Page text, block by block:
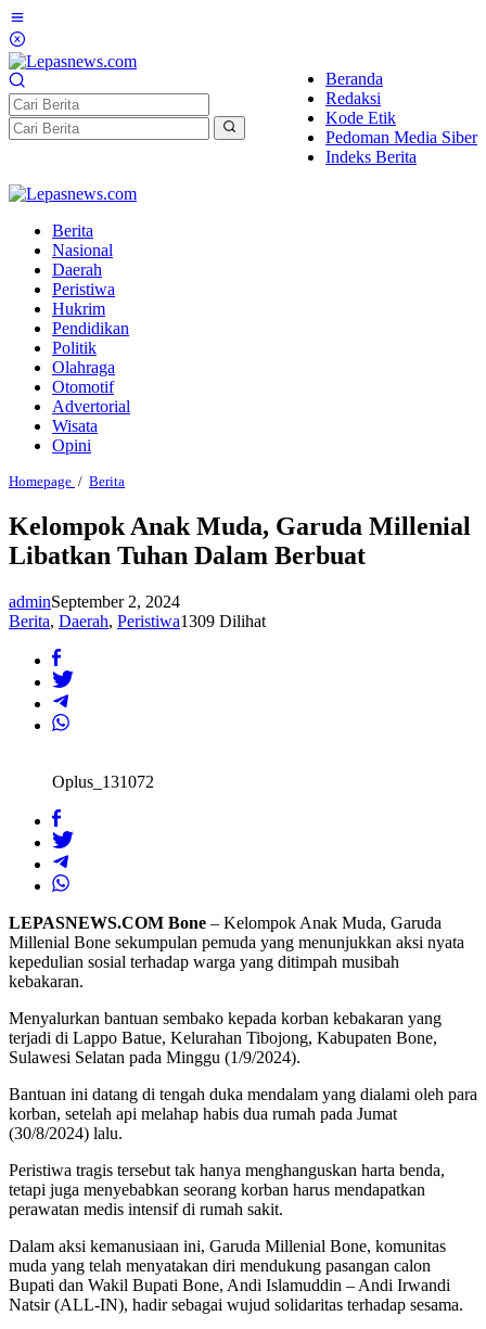
Lewati
ke
konten
Beranda
Redaksi
Kode Etik
Pedoman Media Siber
Indeks Berita
Berita
Nasional
Daerah
Peristiwa
Hukrim
Pendidikan
Politik
Olahraga
Otomotif
Advertorial
Wisata
Opini
Homepage / Berita
Muda,
Garuda
Millenial
Libatkan
Dalam
Berbuat
Kelompok Anak Muda, Garuda Millenial
Libatkan Tuhan Dalam Berbuat
adminSeptember 2, 2024
Berita, Daerah, Peristiwa1309 Dilihat
Oplus_131072
LEPASNEWS.COM Bone – Kelompok Anak Muda, Garuda
Millenial Bone sekumpulan pemuda yang menunjukkan aksi nyata
kepedulian sosial terhadap warga yang ditimpah musibah
kebakaran.
Menyalurkan bantuan sembako kepada korban kebakaran yang
terjadi di Lappo Batue, Kelurahan Tibojong, Kabupaten Bone,
Sulawesi Selatan pada Minggu (1/9/2024).
Bantuan ini datang di tengah duka mendalam yang dialami oleh para
korban, setelah api melahap habis dua rumah pada Jumat
(30/8/2024) lalu.
Peristiwa tragis tersebut tak hanya menghanguskan harta benda,
tetapi juga menyebabkan seorang korban harus mendapatkan
perawatan medis intensif di rumah sakit.
Dalam aksi kemanusiaan ini, Garuda Millenial Bone, komunitas
muda yang telah menyatakan diri mendukung pasangan calon
Bupati dan Wakil Bupati Bone, Andi Islamuddin – Andi Irwandi
Natsir (ALL-IN), hadir sebagai wujud solidaritas terhadap sesama.